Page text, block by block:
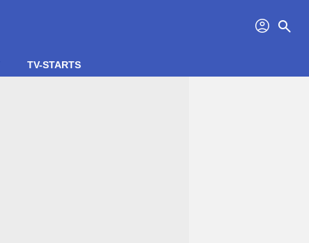
profil search
TV-STARTS